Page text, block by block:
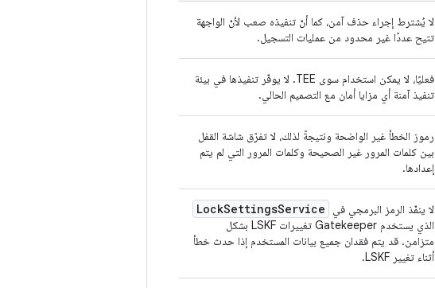
لا يُشترط إجراء حذف آمن، كما أنّ تنفيذه صعب لأنّ الواجهة
تتيح عددًا غير محدود من عمليات التسجيل.
فعليًا، لا يمكن استخدام سوى TEE. لا يوفّر تنفيذها في بيئة
تنفيذ آمنة أي مزايا أمان مع التصميم الحالي.
رموز الخطأ غير الواضحة ونتيجةً لذلك، لا تفرّق شاشة القفل
بين كلمات المرور غير الصحيحة وكلمات المرور التي لم يتم
إعدادها.
لا ينفّذ الرمز البرمجي في LockSettingsService
الذي يستخدم Gatekeeper تغييرات LSKF بشكل
متزامن. قد يتم فقدان جميع بيانات المستخدم إذا حدث خطأ
أثناء تغيير LSKF.